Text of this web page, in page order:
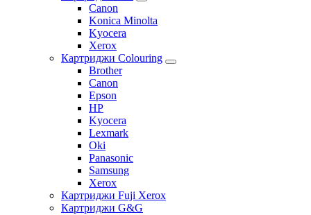
Canon
Konica Minolta
Kyocera
Xerox
Картриджи Colouring
Brother
Canon
Epson
HP
Kyocera
Lexmark
Oki
Panasonic
Samsung
Xerox
Картриджи Fuji Xerox
Картриджи G&G